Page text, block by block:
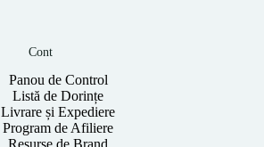
Cont
Panou de Control
Listă de Dorințe
Livrare și Expediere
Program de Afiliere
Resurse de Brand